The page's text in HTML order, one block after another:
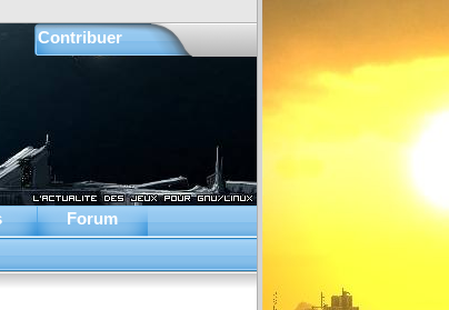
Contribuer
Forum